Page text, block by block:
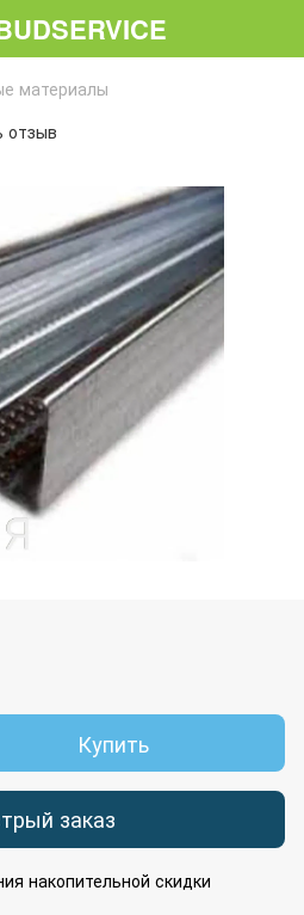
материалы
отзыв
Купить
заказ
накопительной скидки